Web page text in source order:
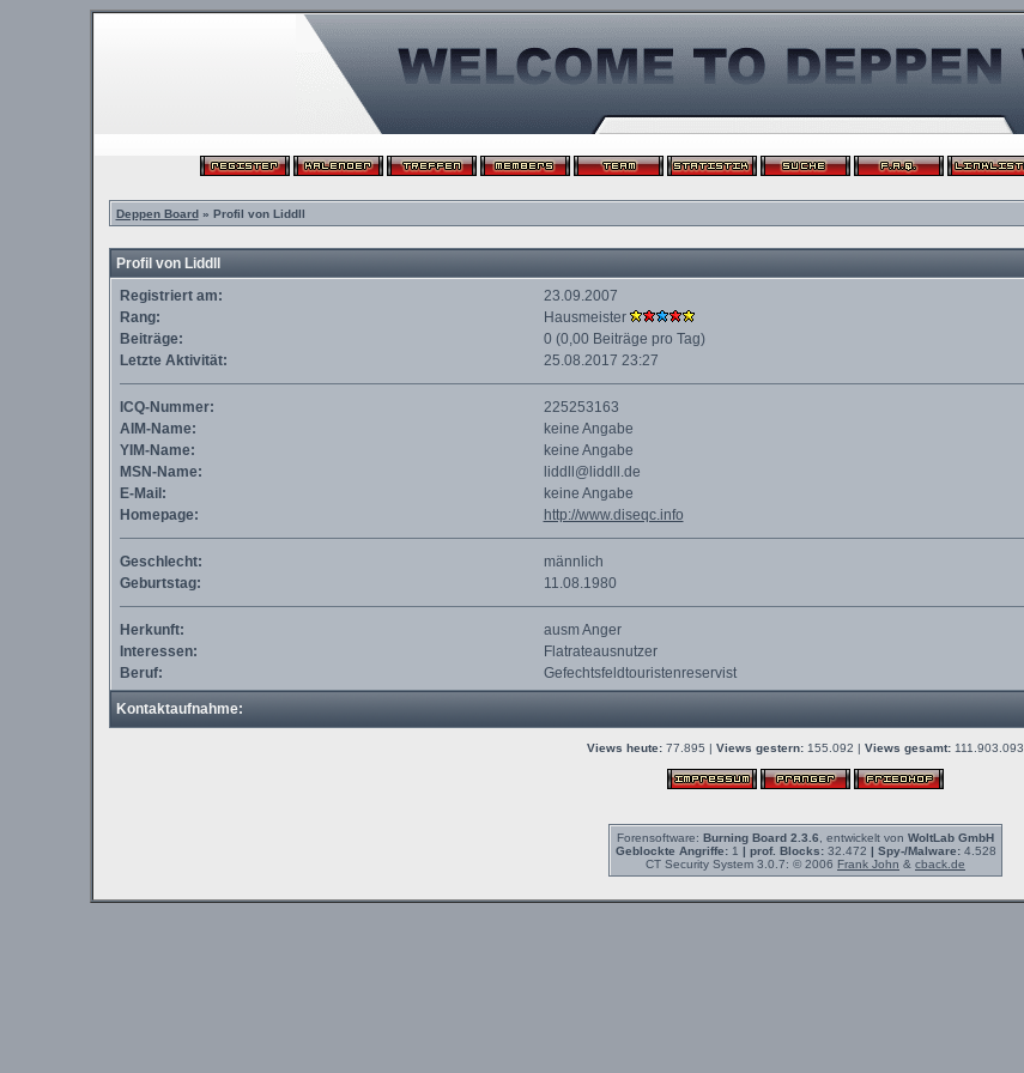
Deppen Board» Profil von Liddll
Profil von Liddll
Registriert am:
23.09.2007
Rang:
Hausmeister
Beiträge:
0 (0,00 Beiträge pro Tag)
Letzte Aktivität:
25.08.2017 23:27
ICQ-Nummer:
225253163
AIM-Name:
keine Angabe
YIM-Name:
keine Angabe
MSN-Name:
liddll@liddll.de
E-Mail:
keine Angabe
Homepage:
http://www.diseqc.info
Geschlecht:
männlich
Geburtstag:
11.08.1980
Herkunft:
ausm Anger
Interessen:
Flatrateausnutzer
Beruf:
Gefechtsfeldtouristenreservist
Kontaktaufnahme:
Views heute:77.895 | Views gestern:155.092 | Views gesamt:111.903.093
Forensoftware: Burning Board 2.3.6 , entwickelt von WoltLab GmbH
Geblockte Angriffe:1 | prof. Blocks:32.472 | Spy-/Malware:4.528
CT Security System 3.0.7: © 2006 Frank John & cback.de